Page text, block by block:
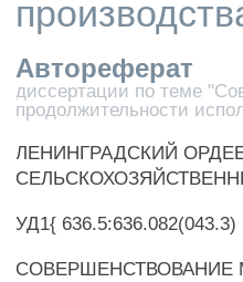
Автореферат
диссертации по теме
продолжительности
ЛЕНИНГРАДСКИЙ
УД1{ 636.5:636.082(043.3)